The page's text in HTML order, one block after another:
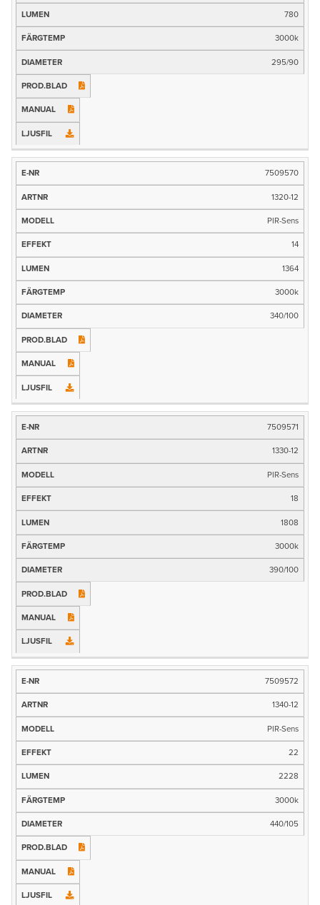
Färgtemp
Mått
780
3000k
295/90
7509570
1320-12
PIR-Sens
14
1364
3000k
340/100
7509571
1330-12
PIR-Sens
18
1808
3000k
390/100
7509572
1340-12
PIR-Sens
22
2228
3000k
440/105